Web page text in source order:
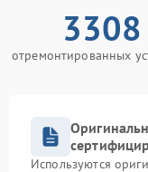
3308
отремонтированных
Используются